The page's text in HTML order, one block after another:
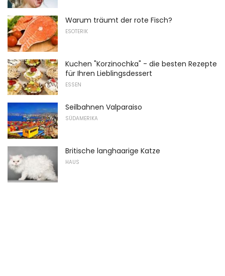
Warum träumt der rote Fisch?
ESOTERIK
Kuchen "Korzinochka" - die besten Rezepte
für Ihren Lieblingsdessert
ESSEN
Seilbahnen Valparaiso
SÜDAMERIKA
Britische langhaarige Katze
HAUS